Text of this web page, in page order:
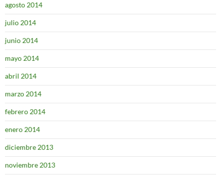
agosto 2014
julio 2014
junio 2014
mayo 2014
abril 2014
marzo 2014
febrero 2014
enero 2014
diciembre 2013
noviembre 2013